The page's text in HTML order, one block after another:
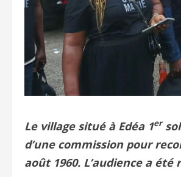
Le village situé à Edéa 1er
d’une commission pour
août 1960. L’audience a